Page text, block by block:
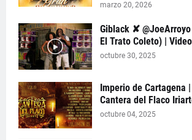
marzo 20, 2026
Giblack ✘
El Trato Coleto) |
octubre 30, 2025
Imperio de Cartagena
Cantera del Flaco
octubre 04, 2025